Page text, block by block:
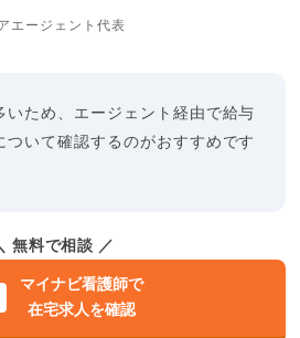
エージェント代表
いため、エージェント経由で給与
ついて確認するのがおすすめです
無料で相談 ／
マイナビ看護師で
在宅求人を確認